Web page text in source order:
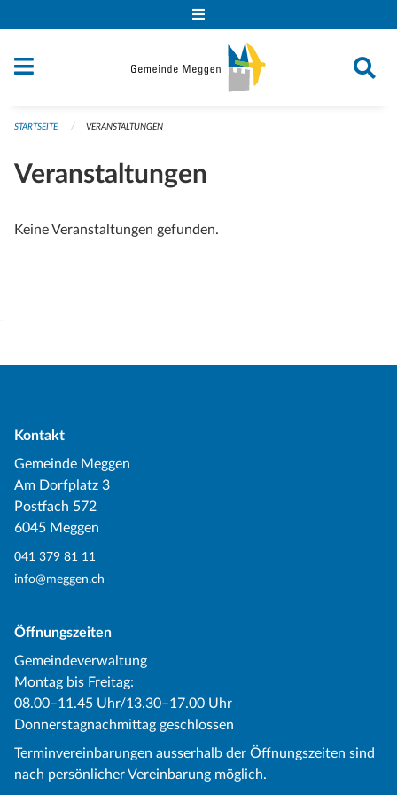
STARTSEITE VERANSTALTUNGEN
Veranstaltungen
Keine Veranstaltungen gefunden.
Kontakt
Gemeinde Meggen
Am Dorfplatz 3
Postfach 572
6045 Meggen
041 379 81 11
info@meggen.ch
Öffnungszeiten
Gemeindeverwaltung
Montag bis Freitag:
08.00–11.45 Uhr/13.30–17.00 Uhr
Donnerstagnachmittag geschlossen
Terminvereinbarungen ausserhalb der Öffnungszeiten sind
nach persönlicher Vereinbarung möglich.